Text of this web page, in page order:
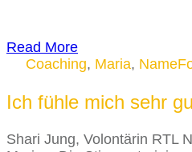
Read More
Coaching, Maria,
Ich fühle mich sehr
Shari Jung, Volontärin RTL